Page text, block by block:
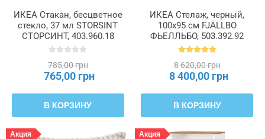
ИКЕА Стакан, бесцветное
стекло, 37 мл STORSINT
СТОРСИНТ, 403.960.18
785,00 грн
765,00 грн
В КОРЗИНУ
ИКЕА Стелаж, черный,
100x95 см FJÄLLBO
ФЬЕЛЛЬБО, 503.392.92
8 620,00 грн
8 400,00 грн
В КОРЗИНУ
Акция
Акция